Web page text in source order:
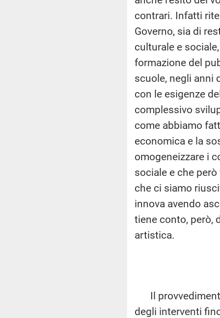
contrari. Infatti
Governo, sia di
culturale e
formazione del
scuole, negli anni
con le esigenze
complessivo
come abbiamo
economica e la
omogeneizzare i
sociale e che
che ci siamo
innova avendo
tiene conto, però,
artistica.
Il
degli interventi